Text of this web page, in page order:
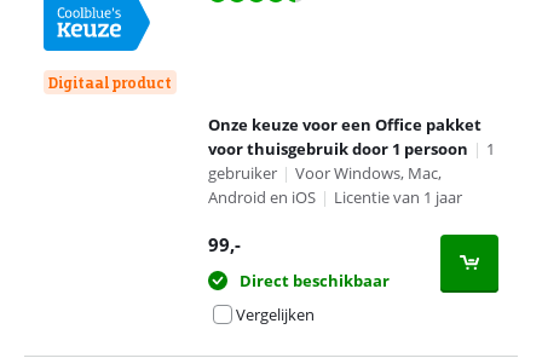
Digitaal product
Onze keuze voor een Office pakket
voor thuisgebruik door 1 persoon | 1
gebruiker | Voor Windows, Mac,
Android en iOS | Licentie van 1 jaar
99,-
Direct beschikbaar
Vergelijken